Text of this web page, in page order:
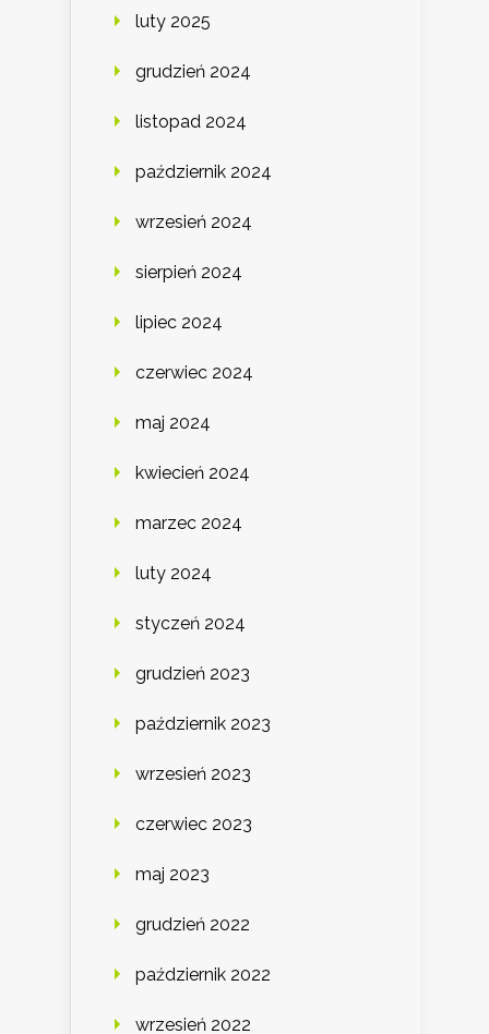
luty 2025
grudzień 2024
listopad 2024
październik 2024
wrzesień 2024
sierpień 2024
lipiec 2024
czerwiec 2024
maj 2024
kwiecień 2024
marzec 2024
luty 2024
styczeń 2024
grudzień 2023
październik 2023
wrzesień 2023
czerwiec 2023
maj 2023
grudzień 2022
październik 2022
wrzesień 2022